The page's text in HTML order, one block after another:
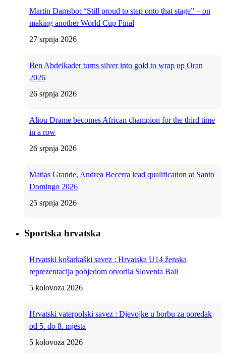
Martin Damsbo: “Still proud to step onto that stage” – on
making another World Cup Final
27 srpnja 2026
Ben Abdelkader turns silver into gold to wrap up Oran
2026
26 srpnja 2026
Aliou Drame becomes African champion for the third time
in a row
26 srpnja 2026
Matias Grande, Andrea Becerra lead qualification at Santo
Domingo 2026
25 srpnja 2026
Sportska hrvatska
Hrvatski košarkaški savez : Hrvatska U14 ženska
reprezentacija pobjedom otvorila Slovenia Ball
5 kolovoza 2026
Hrvatski vaterpolski savez : Djevojke u borbu za poredak
od 5. do 8. mjesta
5 kolovoza 2026